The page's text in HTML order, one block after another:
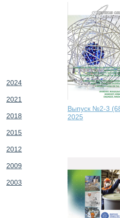
2024
2021
2018
2015
2012
2009
2003
Выпуск №2-3
2025